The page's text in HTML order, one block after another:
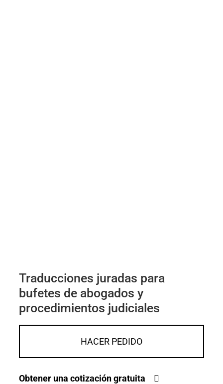
Traducciones juradas para
bufetes de abogados y
procedimientos judiciales
HACER PEDIDO
Obtener una cotización gratuita